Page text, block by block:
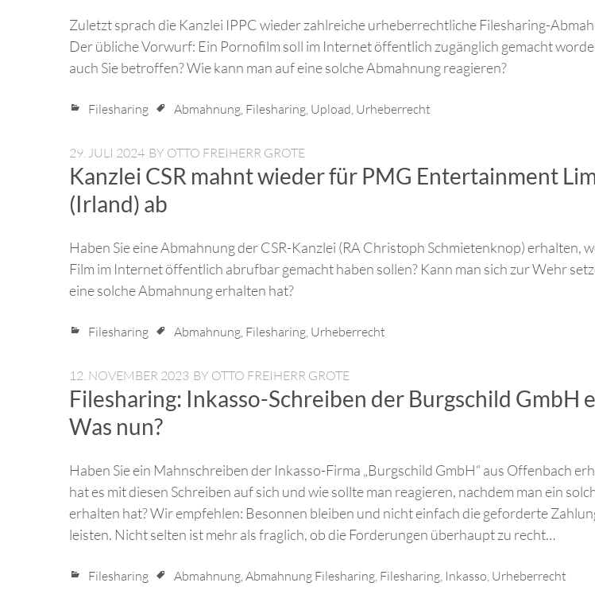
Zuletzt sprach die Kanzlei IPPC wieder zahlreiche urheberrechtliche Filesharing-
Der übliche Vorwurf: Ein Pornofilm soll im Internet öffentlich zugänglich gemacht
auch Sie betroffen? Wie kann man auf eine solche Abmahnung reagieren?
Filesharing Abmahnung Filesharing Upload Urheberrecht
29. JULI 2024 BY OTTO FREIHERR GROTE
Kanzlei CSR mahnt wieder für PMG Entertainment
(Irland) ab
Haben Sie eine Abmahnung der CSR-Kanzlei (RA Christoph Schmietenknop) erhalten,
Film im Internet öffentlich abrufbar gemacht haben sollen? Kann man sich zur Wehr
eine solche Abmahnung erhalten hat?
Filesharing Abmahnung Filesharing Urheberrecht
12. NOVEMBER 2023 BY OTTO FREIHERR GROTE
Filesharing: Inkasso-Schreiben der Burgschild GmbH
Was nun?
Haben Sie ein Mahnschreiben der Inkasso-Firma „Burgschild GmbH“ aus Offenbach
hat es mit diesen Schreiben auf sich und wie sollte man reagieren, nachdem man ein
erhalten hat? Wir empfehlen: Besonnen bleiben und nicht einfach die geforderte
leisten. Nicht selten ist mehr als fraglich, ob die Forderungen überhaupt zu recht…
Filesharing Abmahnung Abmahnung Filesharing Filesharing Inkasso Urheberrecht